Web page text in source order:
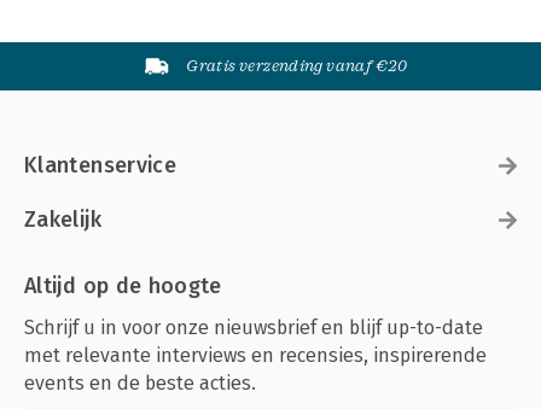
Gratis verzending vanaf €20
Klantenservice
Zakelijk
Altijd op de hoogte
Schrijf u in voor onze nieuwsbrief en blijf up-to-date
met relevante interviews en recensies, inspirerende
events en de beste acties.